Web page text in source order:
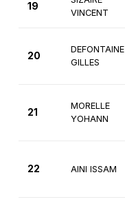
19
VINCENT
20
DEFONTAINE
GILLES
21
MORELLE
YOHANN
22 AINI ISSAM